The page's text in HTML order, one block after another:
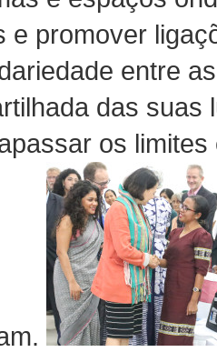
e promover
entre
das
os